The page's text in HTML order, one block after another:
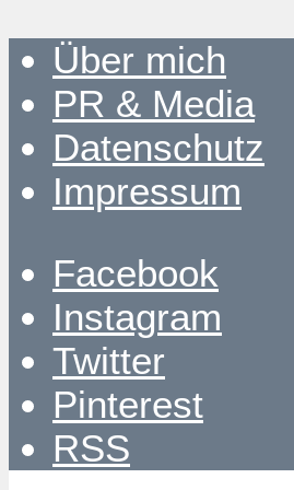
Über mich
PR & Media
Datenschutz
Impressum
Facebook
Instagram
Twitter
Pinterest
RSS